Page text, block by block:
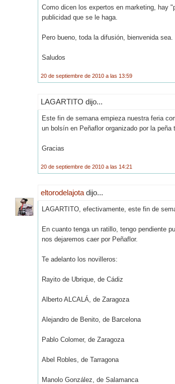
Como dicen los expertos en marketing, hay
publicidad que se le haga.
Pero bueno, toda la difusión, bienvenida sea.
Saludos
20 de septiembre de 2010 a las 13:59
LAGARTITO dijo...
Este fin de semana empieza nuestra feria
un bolsín en Peñaflor organizado por la
Gracias
20 de septiembre de 2010 a las 14:21
eltorodelajota dijo...
LAGARTITO, efectivamente, este fin de
En cuanto tenga un ratillo, tengo pendiente
nos dejaremos caer por Peñaflor.
Te adelanto los novilleros:
Rayito de Ubrique, de Cádiz
Alberto ALCALÁ, de Zaragoza
Alejandro de Benito, de Barcelona
Pablo Colomer, de Zaragoza
Abel Robles, de Tarragona
Manolo González, de Salamanca